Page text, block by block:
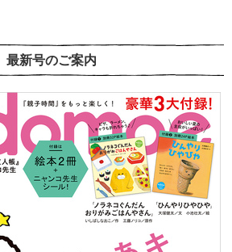
最新号のご案内